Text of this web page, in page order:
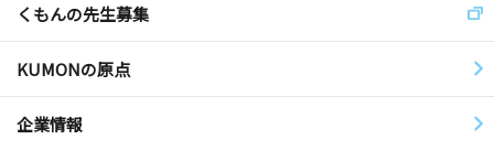
くもんの先生募集
KUMONの原点
企業情報